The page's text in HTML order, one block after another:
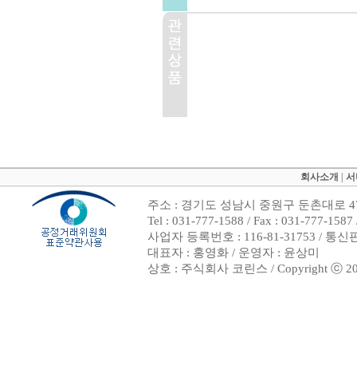
회사소개
주소 : 경기도 성남시 중원구 둔촌대로
Tel : 031-777-1588 / Fax : 031-777-
사업자 등록번호 : 116-81-31753 / 통신
대표자 : 홍영화 / 운영자 : 윤상미
상호 : 주식회사 코린스 / Copyright ⓒ